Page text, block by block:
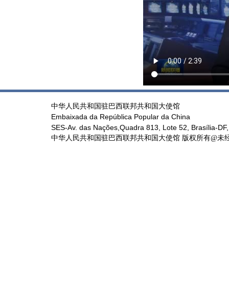
中华人民共和国驻巴西联邦共和国大使馆
Embaixada da República Popular da China
SES-Av. das Nações,Quadra 813, Lote 52, Brasília-
中华人民共和国驻巴西联邦共和国大使馆 版权所有@未